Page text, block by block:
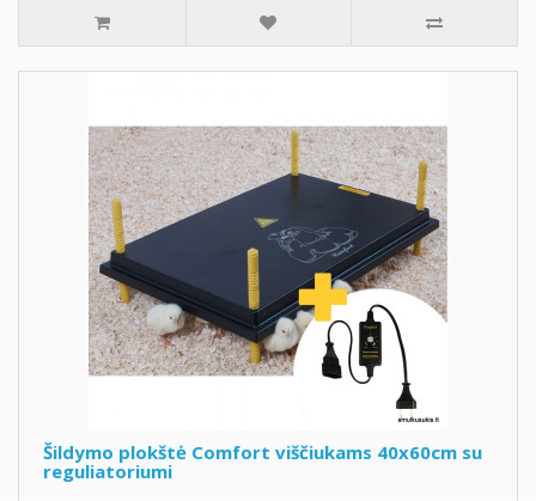
Šildymo plokštė Comfort viščiukams 40x60cm su
reguliatoriumi